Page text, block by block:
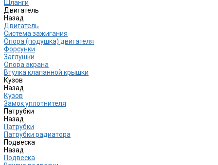
Шланги
Двигатель
Назад
Двигатель
Система зажигания
Опора (подушка) двигателя
Форсунки
Заглушки
Опора экрана
Втулка клапанной крышки
Кузов
Назад
Кузов
Замок уплотнителя
Патрубки
Назад
Патрубки
Патрубки радиатора
Подвеска
Назад
Подвеска